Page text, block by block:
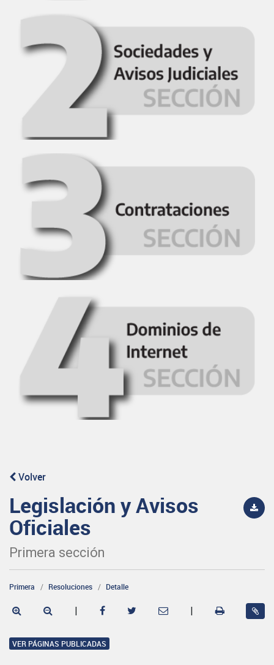
Volver
Legislación y Avisos
Oficiales
Primera sección
Primera Resoluciones Detalle
| |
VER PÁGINAS PUBLICADAS